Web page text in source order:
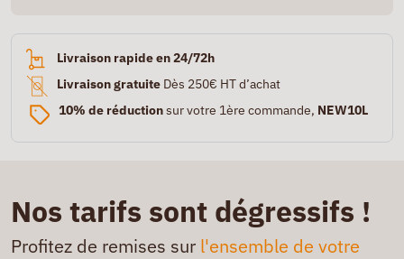
Livraison rapide en 24/72h
Livraison gratuite Dès 250€ HT d’achat
10% de réductionsur votre 1ère commande, NEW10L
Nos tarifs sont dégressifs !
Profitez de remises sur l'ensemble de votre